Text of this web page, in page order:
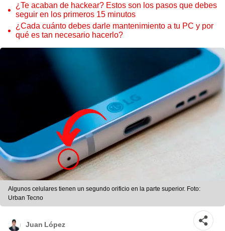
¿Te acaban de hackear? Estos son los pasos que debes
seguir en los primeros 15 minutos
¿Cada cuánto debes darle mantenimiento a tu PC y por
qué es tan necesario hacerlo?
Algunos celulares tienen un segundo orificio en la parte superior. Foto:
Urban Tecno
Juan López